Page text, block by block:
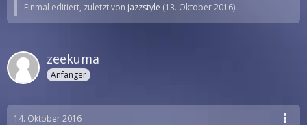
Einmal editiert, zuletzt von jazzstyle (13. Oktober 2016)
zeekuma
Anfänger
14. Oktober 2016